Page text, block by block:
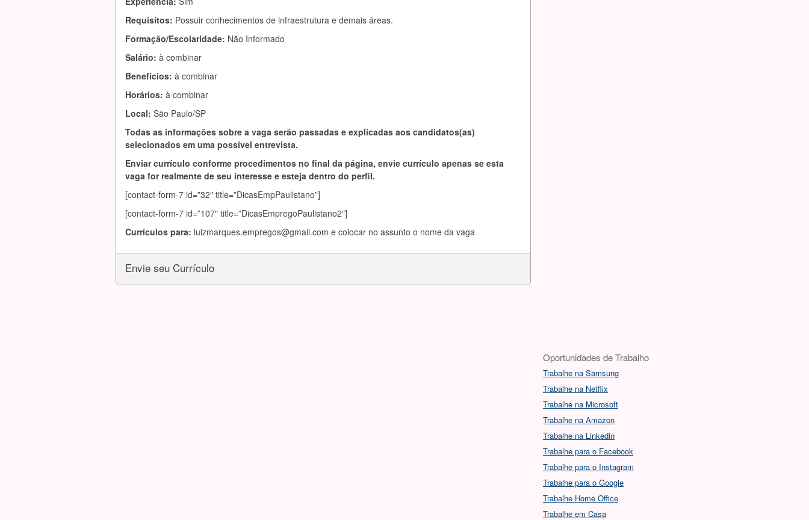
Requisitos: Possuir conhecimentos de infraestrutura e demais áreas.
Formação/Escolaridade: Não Informado
Salário: à combinar
Benefícios: à combinar
Horários: à combinar
Local: São Paulo/SP
Todas as informações sobre a vaga serão passadas e explicadas aos candidatos(as)
selecionados em uma possível entrevista.
Enviar currículo conforme procedimentos no final da página, envie currículo apenas se esta
vaga for realmente de seu interesse e esteja dentro do perfil.
[contact-form-7 id=”32″ title=”DicasEmpPaulistano”]
[contact-form-7 id=”107″ title=”DicasEmpregoPaulistano2″]
Currículos para: luizmarques.empregos@gmail.com e colocar no assunto o nome da vaga
Envie seu Currículo
Oportunidades de Trabalho
Trabalhe na Samsung
Trabalhe na Netflix
Trabalhe na Microsoft
Trabalhe na Amazon
Trabalhe na Linkedin
Trabalhe para o Facebook
Trabalhe para o Instagram
Trabalhe para o Google
Trabalhe Home Office
Trabalhe em Casa